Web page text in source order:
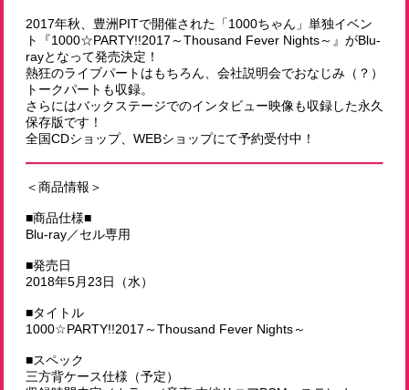
2017年秋、豊洲PITで開催された「1000ちゃん」単独イベン
ト『1000☆PARTY!!2017～Thousand Fever Nights～』がBlu-
rayとなって発売決定！
熱狂のライブパートはもちろん、会社説明会でおなじみ（？）
トークパートも収録。
さらにはバックステージでのインタビュー映像も収録した永久
保存版です！
全国CDショップ、WEBショップにて予約受付中！
＜商品情報＞
■商品仕様■
Blu-ray／セル専用
■発売日
2018年5月23日（水）
■タイトル
1000☆PARTY!!2017～Thousand Fever Nights～
■スペック
三方背ケース仕様（予定）